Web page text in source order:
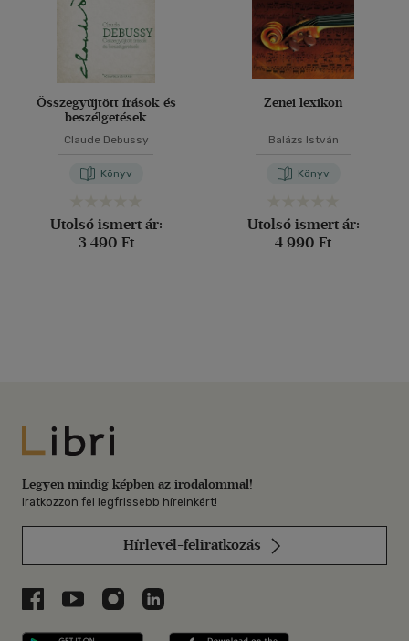
Összegyűjtött írások és
beszélgetések
Claude Debussy
Könyv
Utolsó ismert ár:
3 490 Ft
Zenei lexikon
Balázs István
Könyv
Utolsó ismert ár:
4 990 Ft
Libri
Legyen mindig képben az irodalommal!
Iratkozzon fel legfrissebb híreinkért!
Hírlevél-feliratkozás
Libri a Facebookon
Libri a Youtube-on
Libri az Instagramon
Libri a LinkedInen